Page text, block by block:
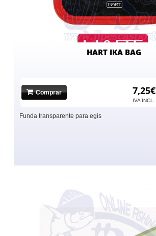
HART IKA BAG
Comprar 7,25€
IVA INCL.
Funda transparente para egis